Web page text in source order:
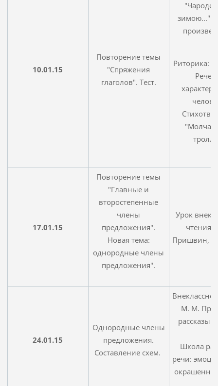
10.01.15
Повторение темы
"Спряжения
глаголов". Тест.
зимою..." -
Риторика:
17.01.15
Повторение темы
"Главные и
второстепенные
члены
предложения".
Новая тема:
однородные члены
предложения".
Урок
чтения.
Пришвин,
24.01.15
Однородные члены
предложения.
Составление схем.
М. М.
рассказы.
Школа
речи: